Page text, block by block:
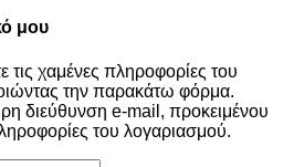
μου
τις χαμένες πληροφορίες του
την παρακάτω φόρμα.
διεύθυνση e-mail, προκειμένου
του λογαριασμού.